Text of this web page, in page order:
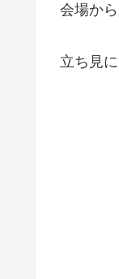
会場か
立ち見